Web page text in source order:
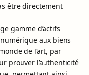
être directement
gamme d’actifs
aux biens
de l’art, par
prouver l’authenticité